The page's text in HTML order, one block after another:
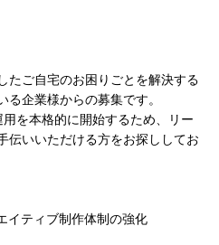
たご自宅のお困りごとを解決する
企業様からの募集です。
を本格的に開始するため、リー
伝いいただける方をお探ししてお
イティブ制作体制の強化